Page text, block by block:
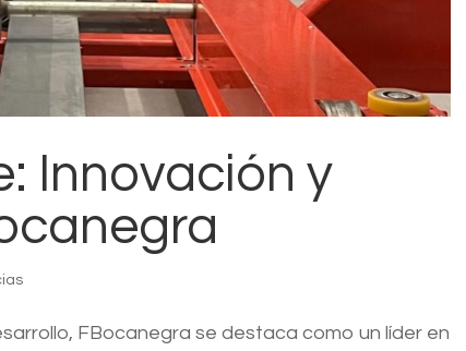
Innovación y
FBocanegra se destaca como un líder en